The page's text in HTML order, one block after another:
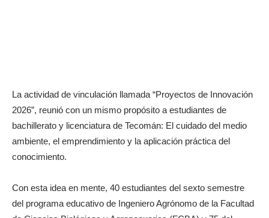
La actividad de vinculación llamada “Proyectos de Innovación
2026”, reunió con un mismo propósito a estudiantes de
bachillerato y licenciatura de Tecomán: El cuidado del medio
ambiente, el emprendimiento y la aplicación práctica del
conocimiento.
Con esta idea en mente, 40 estudiantes del sexto semestre
del programa educativo de Ingeniero Agrónomo de la Facultad